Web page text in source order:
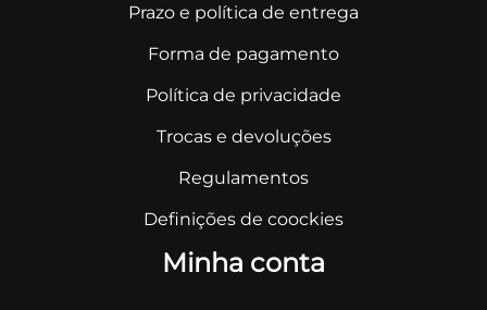
Prazo e política de entrega
Forma de pagamento
Política de privacidade
Trocas e devoluções
Regulamentos
Definições de coockies
Minha conta